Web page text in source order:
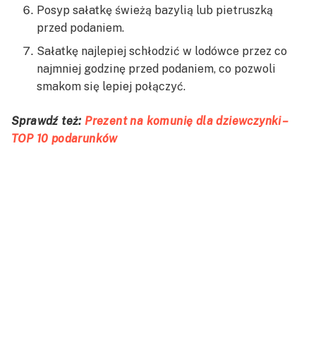
Posyp sałatkę świeżą bazylią lub pietruszką
przed podaniem.
Sałatkę najlepiej schłodzić w lodówce przez co
najmniej godzinę przed podaniem, co pozwoli
smakom się lepiej połączyć.
Sprawdź też: Prezent na komunię dla dziewczynki –
TOP 10 podarunków